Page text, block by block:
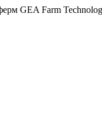
GEA Farm